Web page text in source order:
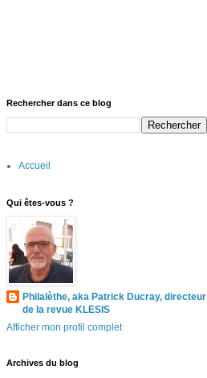
Rechercher dans ce blog
Accueil
Qui êtes-vous ?
Philalèthe, aka Patrick Ducray, directeur
de la revue KLESIS
Afficher mon profil complet
Archives du blog